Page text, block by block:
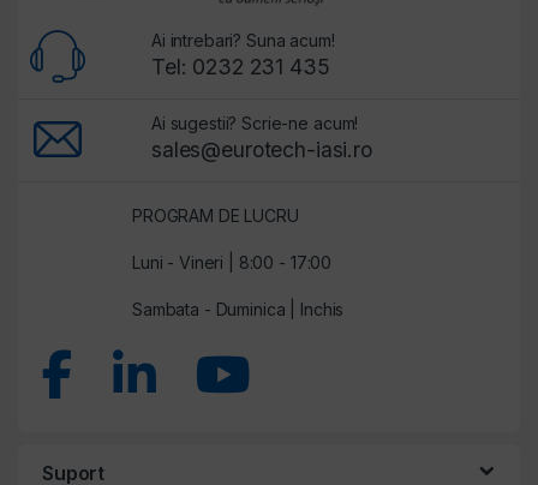
Ai intrebari? Suna acum!
Tel: 0232 231 435
Ai sugestii? Scrie-ne acum!
sales@eurotech-iasi.ro
PROGRAM DE LUCRU
Luni - Vineri | 8:00 - 17:00
Sambata - Duminica | Inchis
Suport